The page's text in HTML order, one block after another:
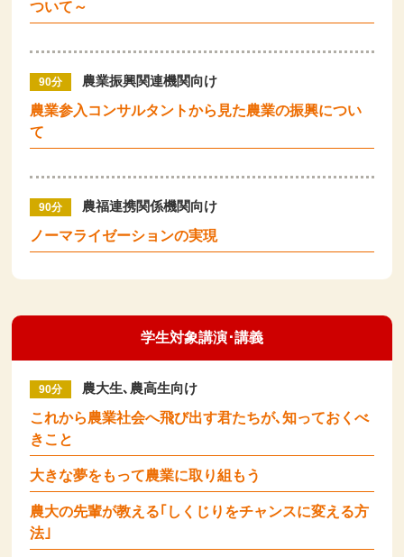
ついて～
90分
農業振興関連機関向け
農業参入コンサルタントから見た農業の振興につい
て
90分
農福連携関係機関向け
ノーマライゼーションの実現
学生対象講演･講義
90分
農大生､農高生向け
これから農業社会へ飛び出す君たちが､知っておくべ
きこと
大きな夢をもって農業に取り組もう
農大の先輩が教える｢しくじりをチャンスに変える方
法｣